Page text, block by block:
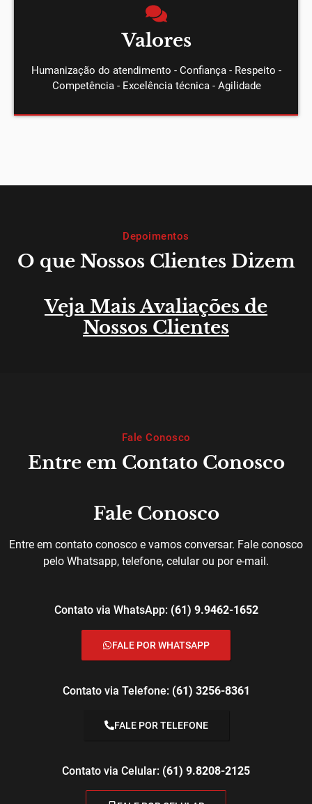
Valores
Humanização do atendimento - Confiança - Respeito -
Competência - Excelência técnica - Agilidade
Depoimentos
O que Nossos Clientes Dizem
Veja Mais Avaliações de
Nossos Clientes
Fale Conosco
Entre em Contato Conosco
Fale Conosco
Entre em contato conosco e vamos conversar. Fale conosco
pelo Whatsapp, telefone, celular ou por e-mail.
Contato via WhatsApp: (61) 9.9462-1652
FALE POR WHATSAPP
Contato via Telefone: (61) 3256-8361
FALE POR TELEFONE
Contato via Celular: (61) 9.8208-2125